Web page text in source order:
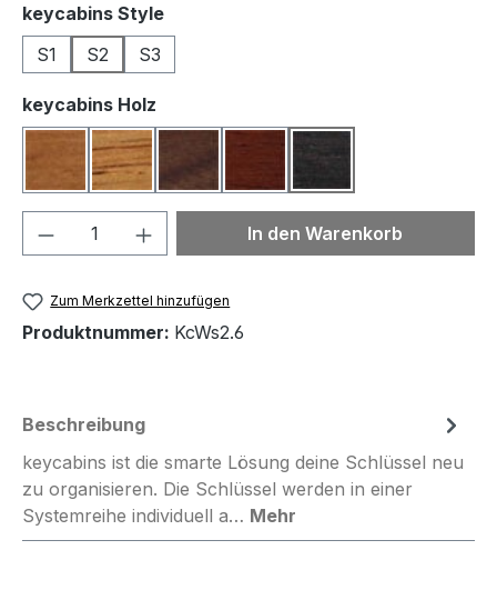
keycabins Styleauswählen
S1
S2 S3
keycabins Holz
Buche Eiche Nussbaum
Produkt Anzahl: Gib denIn den Warenkorb
Zum Merkzettel hinzufügen
Produktnummer: KcWs2.6
Beschreibung
keycabins ist die smarte Lösung deine Schlüssel neu
zu organisieren. Die Schlüssel werden in einer
Systemreihe individuell a… Mehr